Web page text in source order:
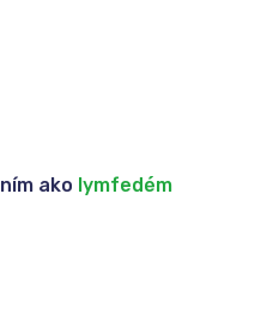
ako lymfedém